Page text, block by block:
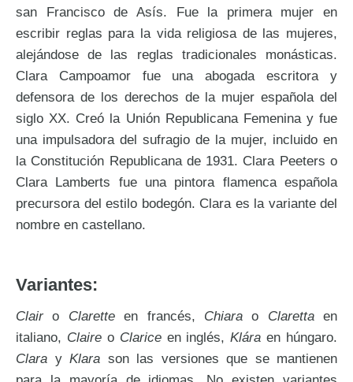
san Francisco de Asís. Fue la primera mujer en
escribir reglas para la vida religiosa de las mujeres,
alejándose de las reglas tradicionales monásticas.
Clara Campoamor fue una abogada escritora y
defensora de los derechos de la mujer española del
siglo XX. Creó la Unión Republicana Femenina y fue
una impulsadora del sufragio de la mujer, incluido en
la Constitución Republicana de 1931. Clara Peeters o
Clara Lamberts fue una pintora flamenca española
precursora del estilo bodegón. Clara es la variante del
nombre en castellano.
Variantes:
Clairo Claretteen francés, Chiarao Clarettaen
italiano, Claireo Clariceen inglés,Klára en húngaro.
Clara y Klara son las versiones que se mantienen